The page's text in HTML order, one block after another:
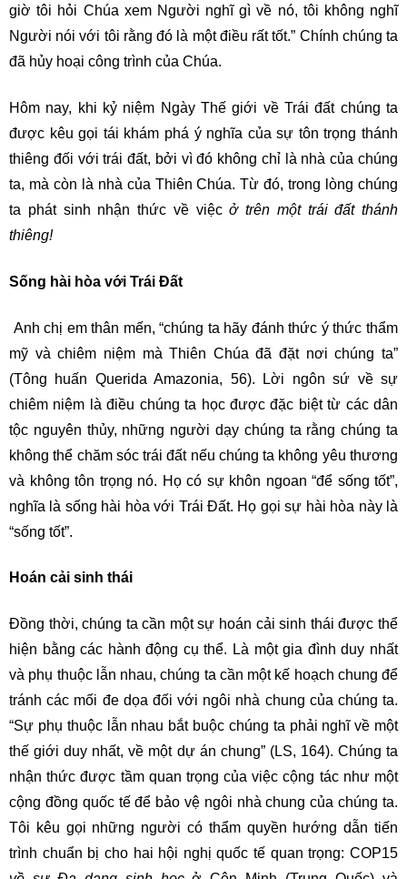
giờ tôi hỏi Chúa xem Người nghĩ gì về nó, tôi không nghĩ
Người nói với tôi rằng đó là một điều rất tốt.” Chính chúng ta
đã hủy hoại công trình của Chúa.
Hôm nay, khi kỷ niệm Ngày Thế giới về Trái đất chúng ta
được kêu gọi tái khám phá ý nghĩa của sự tôn trọng thánh
thiêng đối với trái đất, bởi vì đó không chỉ là nhà của chúng
ta, mà còn là nhà của Thiên Chúa. Từ đó, trong lòng chúng
ta phát sinh nhận thức về việcở trên một trái đất thánh
thiêng!
Sống hài hòa với Trái Đất
Anh chị em thân mến, “chúng ta hãy đánh thức ý thức thẩm
mỹ và chiêm niệm mà Thiên Chúa đã đặt nơi chúng ta”
(Tông huấn Querida Amazonia, 56). Lời ngôn sứ về sự
chiêm niệm là điều chúng ta học được đặc biệt từ các dân
tộc nguyên thủy, những người dạy chúng ta rằng chúng ta
không thể chăm sóc trái đất nếu chúng ta không yêu thương
và không tôn trọng nó. Họ có sự khôn ngoan “để sống tốt”,
nghĩa là sống hài hòa với Trái Đất. Họ gọi sự hài hòa này là
“sống tốt”.
Hoán cải sinh thái
Đồng thời, chúng ta cần một sự hoán cải sinh thái được thể
hiện bằng các hành động cụ thể. Là một gia đình duy nhất
và phụ thuộc lẫn nhau, chúng ta cần một kế hoạch chung để
tránh các mối đe dọa đối với ngôi nhà chung của chúng ta.
“Sự phụ thuộc lẫn nhau bắt buộc chúng ta phải nghĩ về một
thế giới duy nhất, về một dự án chung” (LS, 164). Chúng ta
nhận thức được tầm quan trọng của việc cộng tác như một
cộng đồng quốc tế để bảo vệ ngôi nhà chung của chúng ta.
Tôi kêu gọi những người có thẩm quyền hướng dẫn tiến
trình chuẩn bị cho hai hội nghị quốc tế quan trọng: COP15